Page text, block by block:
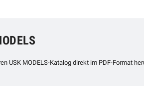
USK MODELS-Katalog direkt im PDF-Format